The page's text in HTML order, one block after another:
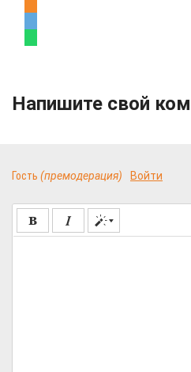
Напишите свой
Гость (премодерация) Войти